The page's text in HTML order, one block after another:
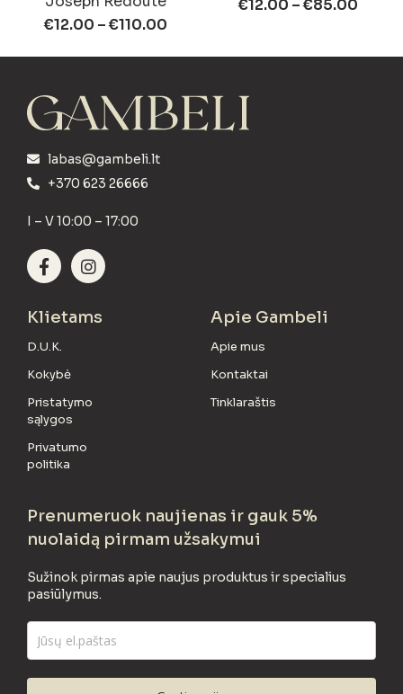
€12.00 –€110.00
€12.00 –€85.00
labas@gambeli.lt
+370 623 26666
I – V 10:00 – 17:00
Klietams
D.U.K.
Kokybė
Pristatymo
sąlygos
Privatumo
politika
Apie Gambeli
Apie mus
Kontaktai
Tinklaraštis
Prenumeruok naujienas ir gauk 5%
nuolaidą pirmam užsakymui
Sužinok pirmas apie naujus produktus ir specialius
pasiūlymus.